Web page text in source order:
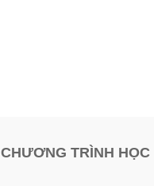
CHƯƠNG TRÌNH HỌC